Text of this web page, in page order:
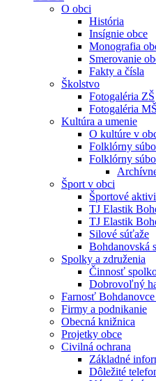
O obci
História
Insígnie obce
Monografia
Smerovanie
Fakty a čísla
Školstvo
Fotogaléria ZŠ
Fotogaléria MŠ
Kultúra a umenie
O kultúre v
Folklórny
Folklórny
Šport v obci
Športové
TJ Elastik
TJ Elastik
Silové súťaže
Bohdanovská
Spolky a združenia
Činnosť
Dobrovoľný
Farnosť
Firmy a podnikanie
Obecná knižnica
Projetky obce
Civilná ochrana
Základné
Dôležité